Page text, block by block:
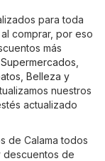
para toda
comprar, por eso
más
Supermercados
Belleza y
nuestros
actualizado
de Calama todos
descuentos de